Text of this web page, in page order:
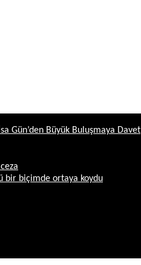
Gün’den Büyük Buluşmaya Davet
bir biçimde ortaya koydu